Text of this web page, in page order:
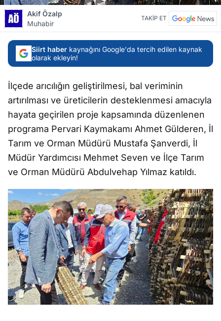
Akif Özalp
Muhabir
TAKİP ET
Siirt haber kaynağını Google'da tercih edilen kaynak
olarak ekleyin!
İlçede arıcılığın geliştirilmesi, bal veriminin
artırılması ve üreticilerin desteklenmesi amacıyla
hayata geçirilen proje kapsamında düzenlenen
programa Pervari Kaymakamı Ahmet Gülderen, İl
Tarım ve Orman Müdürü Mustafa Şanverdi, İl
Müdür Yardımcısı Mehmet Seven ve İlçe Tarım
ve Orman Müdürü Abdulvehap Yılmaz katıldı.